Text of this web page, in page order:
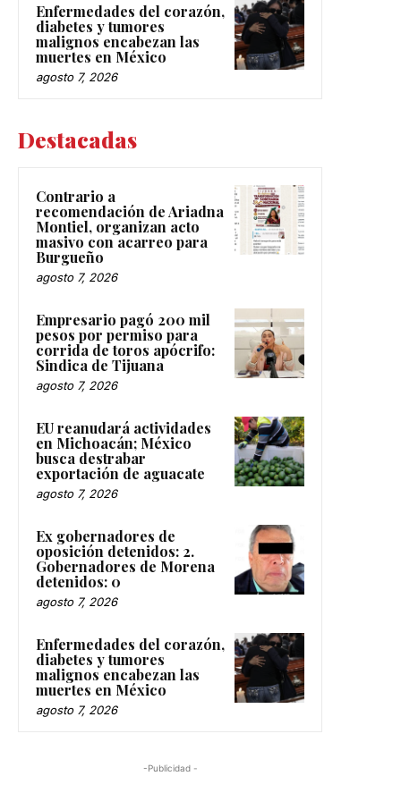
Enfermedades del corazón,
diabetes y tumores
malignos encabezan las
muertes en México
agosto 7, 2026
Destacadas
Contrario a
recomendación de Ariadna
Montiel, organizan acto
masivo con acarreo para
Burgueño
agosto 7, 2026
Empresario pagó 200 mil
pesos por permiso para
corrida de toros apócrifo:
Sindica de Tijuana
agosto 7, 2026
EU reanudará actividades
en Michoacán; México
busca destrabar
exportación de aguacate
agosto 7, 2026
Ex gobernadores de
oposición detenidos: 2.
Gobernadores de Morena
detenidos: 0
agosto 7, 2026
Enfermedades del corazón,
diabetes y tumores
malignos encabezan las
muertes en México
agosto 7, 2026
-Publicidad -